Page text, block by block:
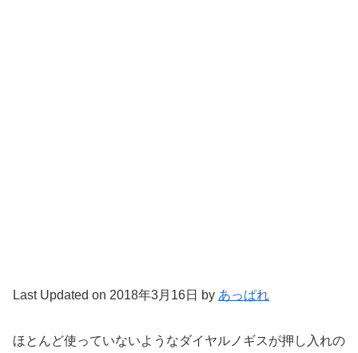
Last Updated on 2018年3月16日 by あっぱれ
ほとんど使っていないようなダイヤルノギスが押し入れの